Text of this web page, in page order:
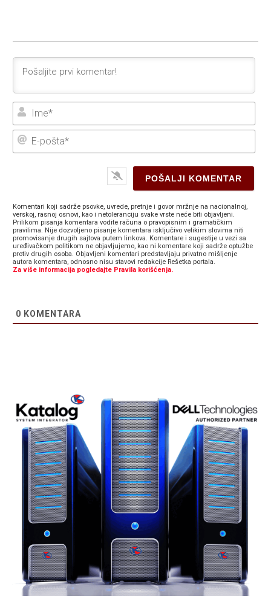
E-
Komentari koji sadrže psovke, uvrede, pretnje i govor mržnje na nacionalnoj,
verskoj, rasnoj osnovi, kao i netoleranciju svake vrste neće biti objavljeni.
Prilikom pisanja komentara vodite računa o pravopisnim i gramatičkim
pravilima. Nije dozvoljeno pisanje komentara isključivo velikim slovima niti
promovisanje drugih sajtova putem linkova. Komentare i sugestije u vezi sa
uređivačkom politikom ne objavljujemo, kao ni komentare koji sadrže optužbe
protiv drugih osoba. Objavljeni komentari predstavljaju privatno mišljenje
autora komentara, odnosno nisu stavovi redakcije Rešetka portala.
Za više informacija pogledajte Pravila korišćenja.
0 KOMENTARA